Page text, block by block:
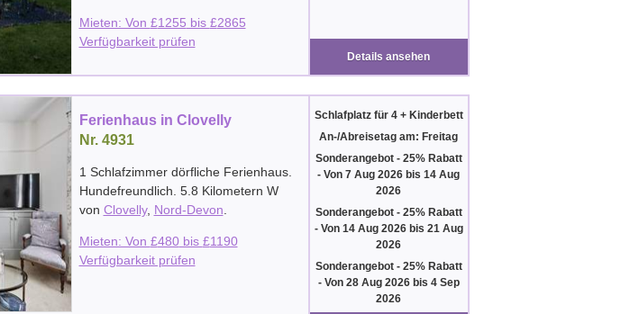
Mieten: Von £1255 bis £2865
Verfügbarkeit prüfen
Details ansehen
Ferienhaus in Clovelly
Nr. 4931
1 Schlafzimmer dörfliche Ferienhaus.
Hundefreundlich. 5.8 Kilometern W
von Clovelly, Nord-Devon.
Mieten: Von £480bis £1190
Verfügbarkeit prüfen
Schlafplatz für 4 + Kinderbett
An-/Abreisetag am: Freitag
Sonderangebot - 25% Rabatt
-Von7 Aug 2026 bis14 Aug
2026
Sonderangebot - 25% Rabatt
- Von 14 Aug 2026bis 21 Aug
2026
Sonderangebot - 25% Rabatt
- Von 28 Aug 2026bis 4 Sep
2026